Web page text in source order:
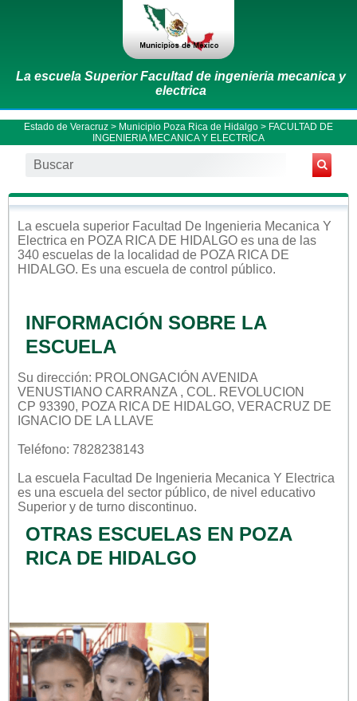
La escuela Superior Facultad de ingenieria mecanica y
electrica
Estado de Veracruz > Municipio Poza Rica de Hidalgo > FACULTAD DE
INGENIERIA MECANICA Y ELECTRICA
La escuela superior Facultad De Ingenieria Mecanica Y
Electrica en POZA RICA DE HIDALGO es una de las
340 escuelas de la localidad de POZA RICA DE
HIDALGO. Es una escuela de control público.
INFORMACIÓN SOBRE LA
ESCUELA
Su dirección: PROLONGACIÓN AVENIDA
VENUSTIANO CARRANZA , COL. REVOLUCION
CP 93390, POZA RICA DE HIDALGO, VERACRUZ DE
IGNACIO DE LA LLAVE
Teléfono: 7828238143
La escuela Facultad De Ingenieria Mecanica Y Electrica
es una escuela del sector público, de nivel educativo
Superior y de turno discontinuo.
OTRAS ESCUELAS EN POZA
RICA DE HIDALGO